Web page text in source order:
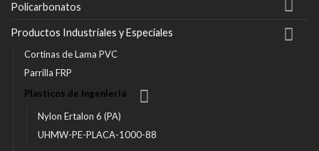
Policarbonatos
Productos Industriales y Especiales
Cortinas de Lama PVC
Parrilla FRP
Plasticos de Ingenieria
Nylon Ertalon 6 (PA)
UHMW-PE-PLACA-1000-88